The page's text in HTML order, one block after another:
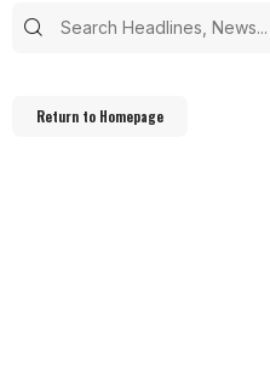
Return to Homepage